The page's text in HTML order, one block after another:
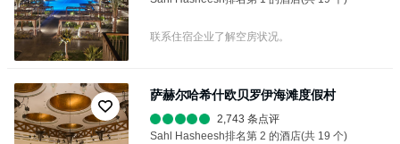
联系住宿企业了解空房状况。
萨赫尔哈希什欧贝罗伊海滩度假村
2,743 条点评
Sahl Hasheesh排名第 2 的酒店(共 19 个)